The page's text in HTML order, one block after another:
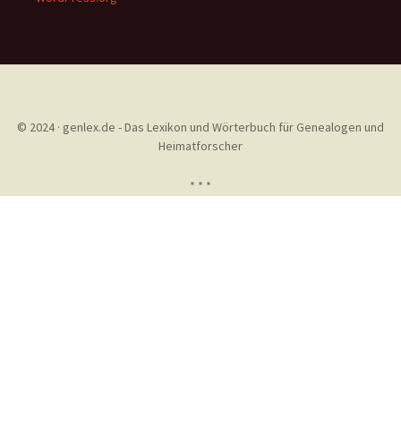
© 2024 · genlex.de - Das Lexikon und Wörterbuch für Genealogen und
Heimatforscher
* * *